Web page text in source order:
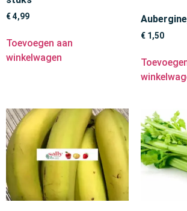
€4,99
Toevoegen aan
winkelwagen
€ 1,50